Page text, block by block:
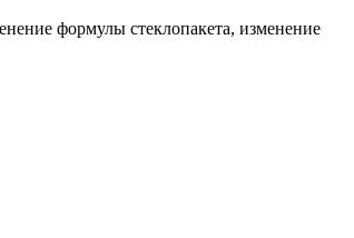
формулы стеклопакета, изменение